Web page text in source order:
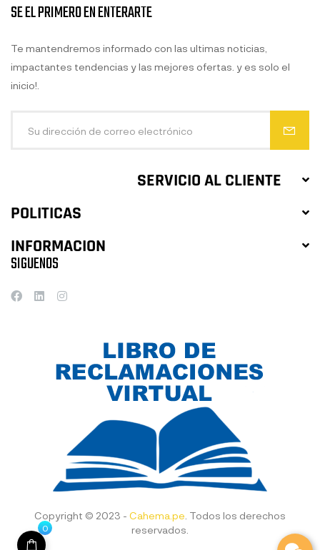
SERVICIO AL CLIENTE
POLITICAS
INFORMACION
SE EL PRIMERO EN ENTERARTE
Te mantendremos informado con las ultimas noticias,
impactantes tendencias y las mejores ofertas. y es solo el
inicio!.
SIGUENOS
Copyright © 2023 - Cahema.pe . Todos los derechos
reservados.
0